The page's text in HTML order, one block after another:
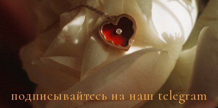
подписывайтесь на наш telegram